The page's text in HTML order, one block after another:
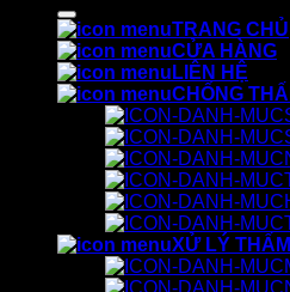
TRANG CHỦ
CỬA HÀNG
LIÊN HỆ
CHỐNG
XỬ LÝ THẤM